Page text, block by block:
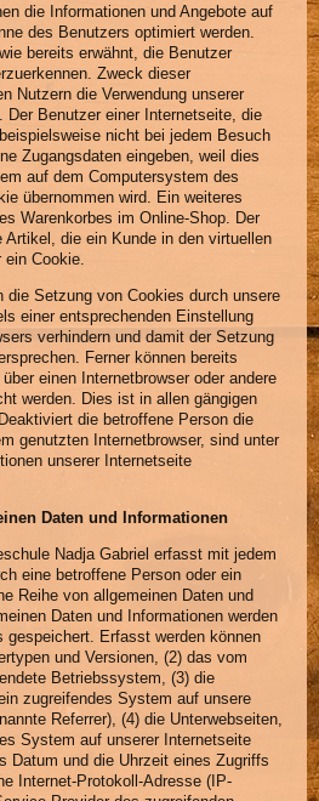
die Informationen und Angebote auf
des Benutzers optimiert werden.
bereits erwähnt, die Benutzer
Zweck dieser
Nutzern die Verwendung unserer
Der Benutzer einer Internetseite, die
nicht bei jedem Besuch
Zugangsdaten eingeben, weil dies
auf dem Computersystem des
übernommen wird. Ein weiteres
Warenkorbes im Online-Shop. Der
die ein Kunde in den virtuellen
Cookie.
die Setzung von Cookies durch unsere
einer entsprechenden Einstellung
verhindern und damit der Setzung
Ferner können bereits
einen Internetbrowser oder andere
werden. Dies ist in allen gängigen
die betroffene Person die
genutzten Internetbrowser, sind unter
unserer Internetseite
Daten und Informationen
Nadja Gabriel erfasst mit jedem
eine betroffene Person oder ein
Reihe von allgemeinen Daten und
Daten und Informationen werden
gespeichert. Erfasst werden können
und Versionen, (2) das vom
Betriebssystem, (3) die
zugreifendes System auf unsere
Referrer), (4) die Unterwebseiten,
System auf unserer Internetseite
Datum und die Uhrzeit eines Zugriffs
Internet-Protokoll-Adresse (IP-